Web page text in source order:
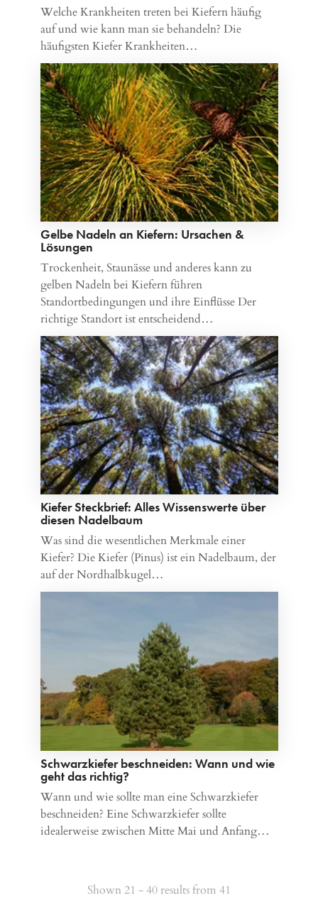
Welche Krankheiten treten bei Kiefern häufig
auf und wie kann man sie behandeln? Die
häufigsten Kiefer Krankheiten…
Gelbe Nadeln an Kiefern: Ursachen &
Lösungen
Trockenheit, Staunässe und anderes kann zu
gelben Nadeln bei Kiefern führen
Standortbedingungen und ihre Einflüsse Der
richtige Standort ist entscheidend…
Kiefer Steckbrief: Alles Wissenswerte über
diesen Nadelbaum
Was sind die wesentlichen Merkmale einer
Kiefer? Die Kiefer (Pinus) ist ein Nadelbaum, der
auf der Nordhalbkugel…
Schwarzkiefer beschneiden: Wann und wie
geht das richtig?
Wann und wie sollte man eine Schwarzkiefer
beschneiden? Eine Schwarzkiefer sollte
idealerweise zwischen Mitte Mai und Anfang…
Shown 21 - 40 results from 41